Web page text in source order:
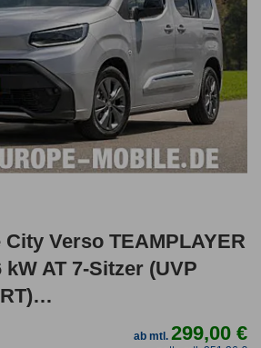
Verso TEAMPLAYER
kW AT 7-Sitzer (UVP
SMART/PRIVACY/
ab mtl.299,00 €